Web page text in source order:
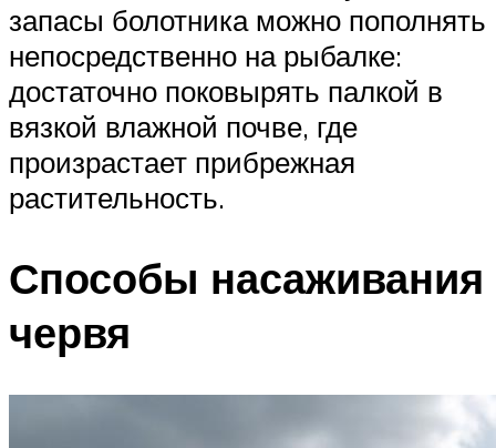
запасы болотника можно пополнять
непосредственно на рыбалке:
достаточно поковырять палкой в
вязкой влажной почве, где
произрастает прибрежная
растительность.
Способы насаживания
червя